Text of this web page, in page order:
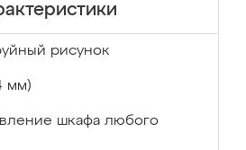
рисунок
мм)
шкафа любого